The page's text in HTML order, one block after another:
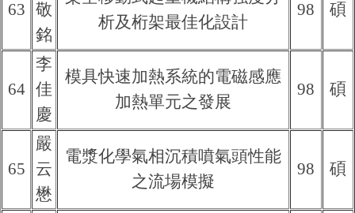
63 敬
銘
析及桁架最佳化設計
98 碩
64
李
佳
慶
模具快速加熱系統的電磁感應
加熱單元之發展
98 碩
65
嚴
云
懋
電漿化學氣相沉積噴氣頭性能
之流場模擬
98 碩